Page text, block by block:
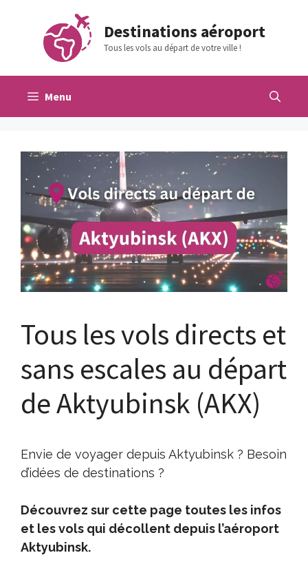
contenu
Destinations aéroport
Tous les vols au départ de votre ville !
Menu
Tous les vols directs et
sans escales au départ
de Aktyubinsk (AKX)
Envie de voyager depuis Aktyubinsk ? Besoin
d’idées de destinations ?
Découvrez sur cette page toutes les infos
et les vols qui décollent depuis l’aéroport
Aktyubinsk.